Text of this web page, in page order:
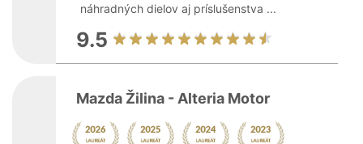
náhradných dielov aj príslušenstva ...
9.5
Mazda Žilina - Alteria Motor